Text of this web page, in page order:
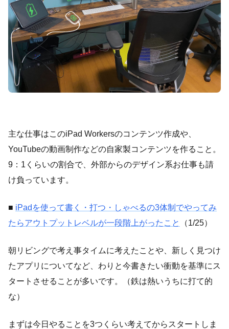
主な仕事はこのiPad Workersのコンテンツ作成や、
YouTubeの動画制作などの自家製コンテンツを作ること。
9：1くらいの割合で、外部からのデザイン系お仕事も請
け負っています。
■ iPadを使って書く・打つ・しゃべるの3体制でやってみ
たらアウトプットレベルが一段階上がったこと
（1/25）
朝リビングで考え事タイムに考えたことや、新しく見つけ
たアプリについてなど、わりと今書きたい衝動を基準にス
タートさせることが多いです。（鉄は熱いうちに打て的
な）
まずは今日やることを3つくらい考えてからスタートしま